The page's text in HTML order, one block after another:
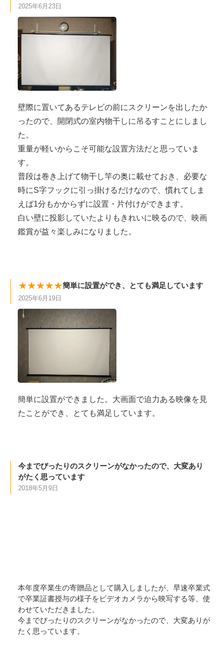
2025年6月23日
壁際に置いてあるテレビの前にスクリーンを出したか
ったので、開閉式の室内物干しに吊るすことにしまし
た。
重量が軽いからこそ可能な設置方法だと思っていま
す。
普段は巻き上げて物干し竿の奥に載せておき、必要な
時にS字フックに引っ掛けるだけなので、慣れてしま
えば1分もかからずに設置・片付けができます。
白い壁に投影していたよりもきれいに映るので、映画
鑑賞が益々楽しみになりました。
★★★★★簡単に設置ができ、とても満足しています
2025年6月19日
簡単に設置ができました。大画面で迫力ある映像を見
たことができ、とても満足しています。
今までぴったりのスクリーンがなかったので、大変あり
がたく思っています
2018年5月9日
本年度卒業生の寄贈品として購入しましたが、早速卒業式
で卒業証書授与の様子をビデオカメラから映写する等、使
わせていただきました。
今までぴったりのスクリーンがなかったので、大変ありが
たく思っています。